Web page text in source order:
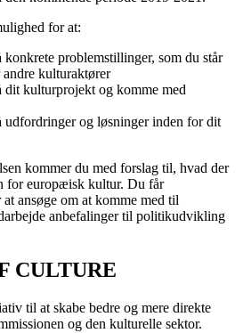
for at:
problemstillinger, som du står
kulturaktører
dit kulturprojekt og komme med
udfordringer og løsninger inden for dit
kommer du med forslag til, hvad der
for europæisk kultur. Du får
ansøge om at komme med til
anbefalinger til politikudvikling
CULTURE
til at skabe bedre og mere direkte
og den kulturelle sektor.